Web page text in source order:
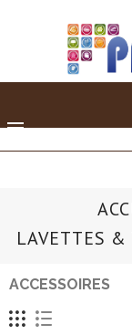

LAVETTES &
ACCESSOIRES